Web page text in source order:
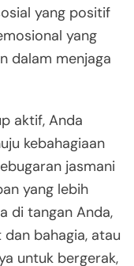
yang positif
yang
dalam menjaga
aktif, Anda
kebahagiaan
jasmani
yang lebih
di tangan Anda,
bahagia, atau
untuk bergerak,